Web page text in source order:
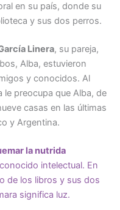
en su país, donde su
y sus dos perros.
Linera, su pareja,
Alba, estuvieron
y conocidos. Al
le preocupa que Alba, de
casas en las últimas
y Argentina.
la nutrida
intelectual. En
de los libros y sus dos
significa luz.